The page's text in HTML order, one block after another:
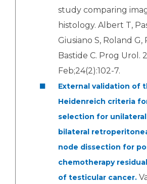
study comparing
histology. Albert T,
Giusiano S, Roland G,
Bastide C. Prog Urol.
Feb;24(2):102-7.
External validation of
Heidenreich criteria
selection for
bilateral
node dissection for
chemotherapy
of testicular cancer.